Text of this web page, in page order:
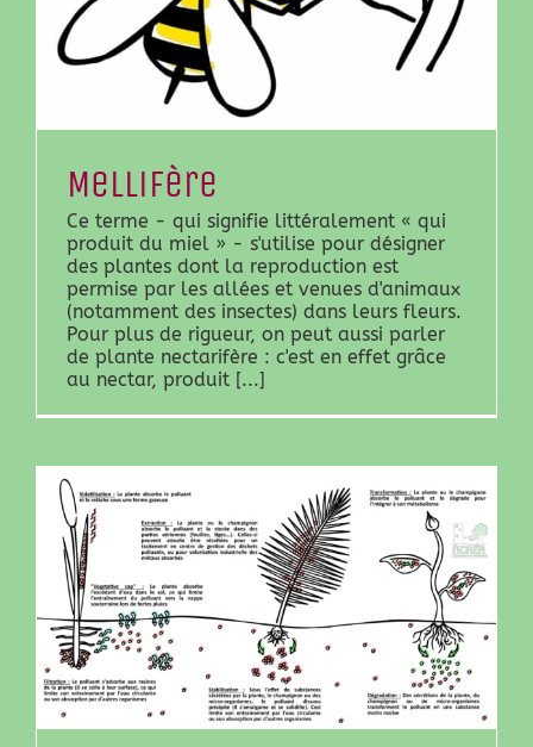
Mellifère
Ce terme - qui signifie littéralement « qui
produit du miel » - s'utilise pour désigner
des plantes dont la reproduction est
permise par les allées et venues d'animaux
(notamment des insectes) dans leurs fleurs.
Pour plus de rigueur, on peut aussi parler
de plante nectarifère : c'est en effet grâce
au nectar, produit [...]